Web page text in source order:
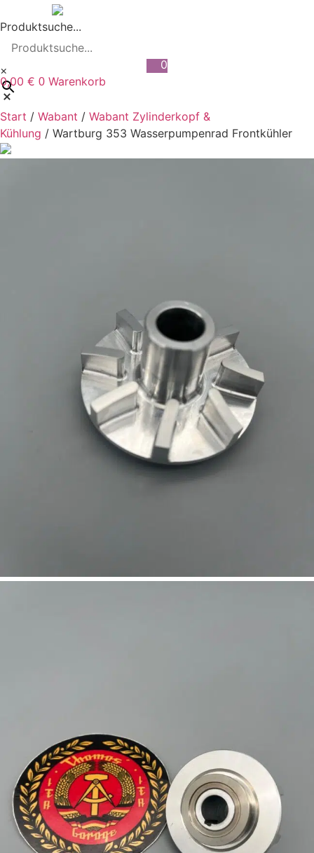
Inhalt
wechseln
Produktsuche...
×
0
0,00 € 0 Warenkorb
Start / Wabant / Wabant Zylinderkopf &
Kühlung / Wartburg 353 Wasserpumpenrad Frontkühler